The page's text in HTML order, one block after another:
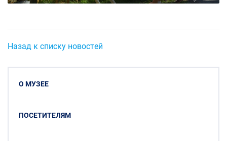
Назад к списку новостей
О МУЗЕЕ
ПОСЕТИТЕЛЯМ